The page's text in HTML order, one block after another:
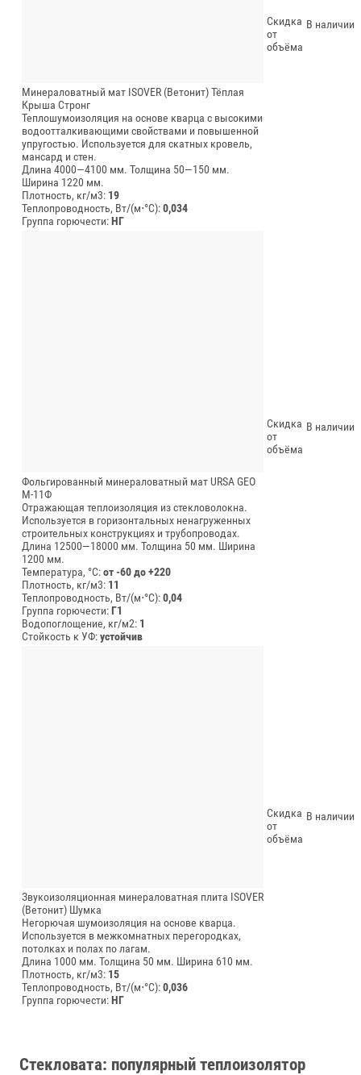
Минераловатный мат ISOVER (Ветонит) Тёплая
Крыша Стронг
Теплошумоизоляция на основе кварца с высокими
водоотталкивающими свойствами и повышенной
упругостью. Используется для скатных кровель,
мансард и стен.
Длина 4000—4100 мм. Толщина 50—150 мм.
Ширина 1220 мм.
Плотность, кг/м3: 19
Теплопроводность, Вт/(м⋅°С):0,034
Группа горючести:НГ
Скидка
от
объёма
В наличии
Фольгированный минераловатный мат URSA GEO
М-11Ф
Отражающая теплоизоляция из стекловолокна.
Используется в горизонтальных ненагруженных
строительных конструкциях и трубопроводах.
Длина 12500—18000 мм. Толщина 50 мм. Ширина
1200 мм.
Температура, °C:от -60 до +220
Плотность, кг/м3: 11
Теплопроводность, Вт/(м⋅°С):0,04
Группа горючести:Г1
Водопоглощение, кг/м2: 1
Стойкость к УФ:устойчив
Скидка
от
объёма
В наличии
Звукоизоляционная минераловатная плита ISOVER
(Ветонит) Шумка
Негорючая шумоизоляция на основе кварца.
Используется в межкомнатных перегородках,
потолках и полах по лагам.
Длина 1000 мм. Толщина 50 мм. Ширина 610 мм.
Плотность, кг/м3: 15
Теплопроводность, Вт/(м⋅°С):0,036
Группа горючести:НГ
Скидка
от
объёма
В наличии
Стекловата: популярный теплоизолятор